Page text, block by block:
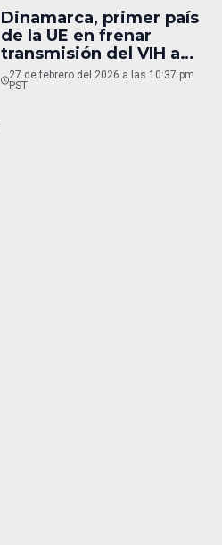
Dinamarca, primer país
de la UE en frenar
transmisión del VIH a
bebés
27 de febrero del 2026 a las 10:37 pm
PST